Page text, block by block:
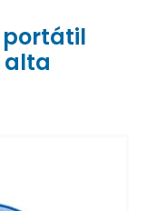
portátil
alta